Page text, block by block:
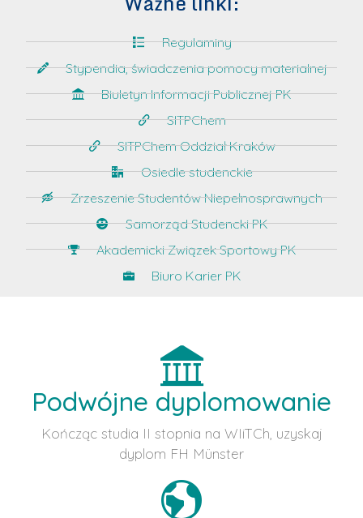
Regulaminy
Stypendia, świadczenia pomocy materialnej
Biuletyn Informacji Publicznej PK
SITPChem
SITPChem Oddział Kraków
Osiedle studenckie
Zrzeszenie Studentów Niepełnosprawnych
Samorząd Studencki PK
Akademicki Związek Sportowy PK
Biuro Karier PK
Podwójne dyplomowanie
Kończąc studia II stopnia na WIiTCh, uzyskaj
dyplom FH Münster